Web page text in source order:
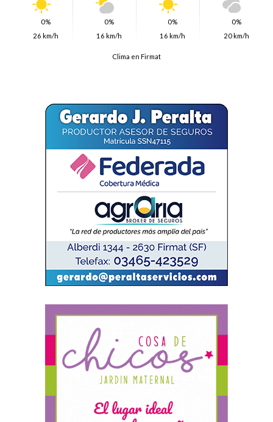
0%
26 km/h
0%
16 km/h
0%
16 km/h
0%
20 km/h
Clima en Firmat